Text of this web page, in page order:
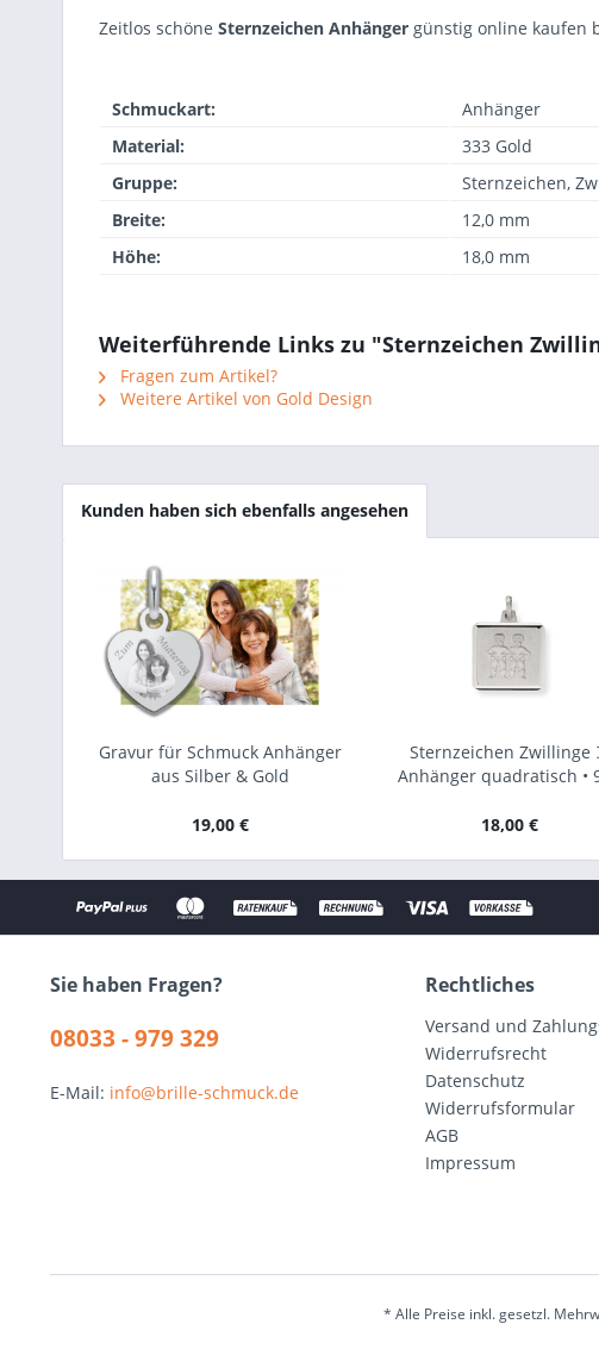
Zeitlos schöne Sternzeichen Anhänger günstig online kaufen
Schmuckart:
Anhänger
Material:
333 Gold
Gruppe:
Sternzeichen,
Breite:
12,0 mm
Höhe:
18,0 mm
Weiterführende Links zu "Sternzeichen
Fragen zum Artikel?
Weitere Artikel von Gold Design
Kunden haben sich ebenfalls angesehen
Gravur für Schmuck Anhänger
aus Silber & Gold
19,00 €
Sternzeichen Zwillinge
Anhänger quadratisch •
18,00 €
Sie haben Fragen?
08033 - 979 329
E-Mail: info@brille-schmuck.de
Rechtliches
Versand und
Widerrufsrecht
Datenschutz
Widerrufsformular
AGB
Impressum
* Alle Preise inkl. gesetzl.